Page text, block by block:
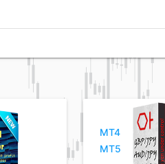
MT4
MT5